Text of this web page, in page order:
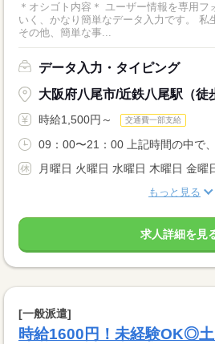
＊オシゴト内容＊ ユーザー情報を専用フォームに そのまま入力して
いく、かなり簡単なデータ入力です。
その他、簡単な事...
データ入力・タイピング
大阪府八尾市/近鉄八尾駅（徒
時給1,500円～ 交通費一部支給
09：00〜21：00 上記時間の中で
月曜日 火曜日 水曜日 木曜日 金曜
もっと見る
求人詳細を見
[一般派遣]
時給1600円！未経験OK◎